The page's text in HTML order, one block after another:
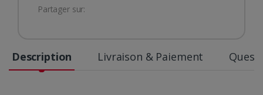
Partager sur:
Description Livraison & Paiement